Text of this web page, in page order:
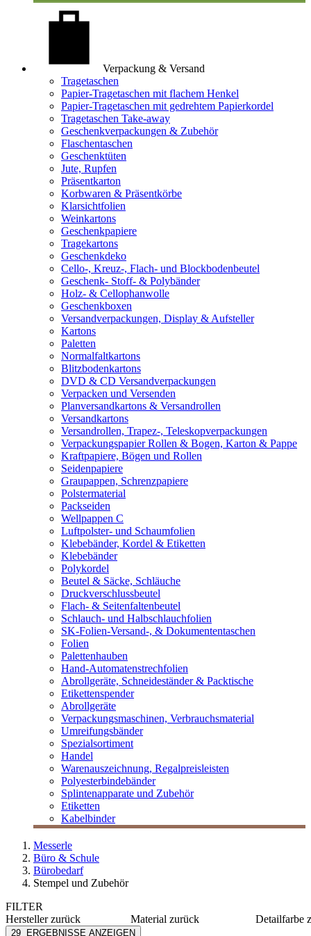
Verpackung & Versand
Tragetaschen
Papier-Tragetaschen mit flachem Henkel
Papier-Tragetaschen mit gedrehtem Papierkordel
Tragetaschen Take-away
Geschenkverpackungen & Zubehör
Flaschentaschen
Geschenktüten
Jute, Rupfen
Präsentkarton
Korbwaren & Präsentkörbe
Klarsichtfolien
Weinkartons
Geschenkpapiere
Tragekartons
Geschenkdeko
Cello-, Kreuz-, Flach- und Blockbodenbeutel
Geschenk- Stoff- & Polybänder
Holz- & Cellophanwolle
Geschenkboxen
Versandverpackungen, Display & Aufsteller
Kartons
Paletten
Normalfaltkartons
Blitzbodenkartons
DVD & CD Versandverpackungen
Verpacken und Versenden
Planversandkartons & Versandrollen
Versandkartons
Versandrollen, Trapez-, Teleskopverpackungen
Verpackungspapier Rollen & Bogen, Karton & Pappe
Kraftpapiere, Bögen und Rollen
Seidenpapiere
Graupappen, Schrenzpapiere
Polstermaterial
Packseiden
Wellpappen C
Luftpolster- und Schaumfolien
Klebebänder, Kordel & Etiketten
Klebebänder
Polykordel
Beutel & Säcke, Schläuche
Druckverschlussbeutel
Flach- & Seitenfaltenbeutel
Schlauch- und Halbschlauchfolien
SK-Folien-Versand-, & Dokumententaschen
Folien
Palettenhauben
Hand-Automatenstrechfolien
Abrollgeräte, Schneideständer & Packtische
Etikettenspender
Abrollgeräte
Verpackungsmaschinen, Verbrauchsmaterial
Umreifungsbänder
Spezialsortiment
Handel
Warenauszeichnung, Regalpreisleisten
Polyesterbindebänder
Splintenapparate und Zubehör
Etiketten
Kabelbinder
Messerle
Büro & Schule
Bürobedarf
Stempel und Zubehör
FILTER
Herstellerzurück
Bene
Material zurück
Detailfarbe
29 ERGEBNISSE ANZEIGEN